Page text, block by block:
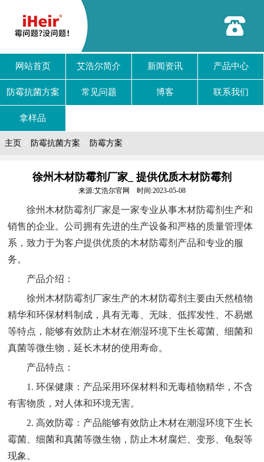
网站首页 艾浩尔简介 新闻资讯 产品中心
防霉抗菌方案 常见问题 博客 联系我们
拿样品
主页 防霉抗菌方案 防霉方案
徐州木材防霉剂厂家_ 提供优质木材防霉剂
来源:艾浩尔官网 时间:2023-05-08
徐州木材防霉剂厂家是一家专业从事木材防霉剂生产和
销售的企业。公司拥有先进的生产设备和严格的质量管理体
系，致力于为客户提供优质的木材防霉剂产品和专业的服
务。
产品介绍：
徐州木材防霉剂厂家生产的木材防霉剂主要由天然植物
精华和环保材料制成，具有无毒、无味、低挥发性、不易燃
等特点，能够有效防止木材在潮湿环境下生长霉菌、细菌和
真菌等微生物，延长木材的使用寿命。
产品特点：
1. 环保健康：产品采用环保材料和无毒植物精华，不含
有害物质，对人体和环境无害。
2. 高效防霉：产品能够有效防止木材在潮湿环境下生长
霉菌、细菌和真菌等微生物，防止木材腐烂、变形、龟裂等
现象。